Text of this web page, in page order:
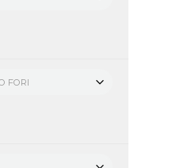
FORI